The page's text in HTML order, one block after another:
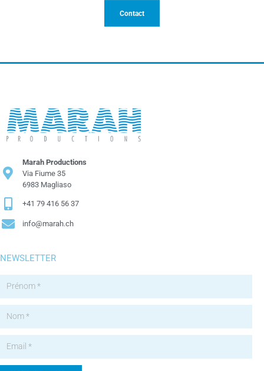
Contact
Marah Productions
Via Fiume 35
6983 Magliaso
+41 79 416 56 37
info@marah.ch
NEWSLETTER